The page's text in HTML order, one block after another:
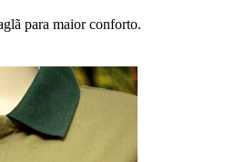
para maior conforto.